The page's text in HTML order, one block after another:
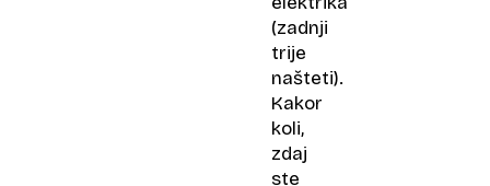
(zadnji
trije
našteti).
Kakor
koli,
zdaj
ste